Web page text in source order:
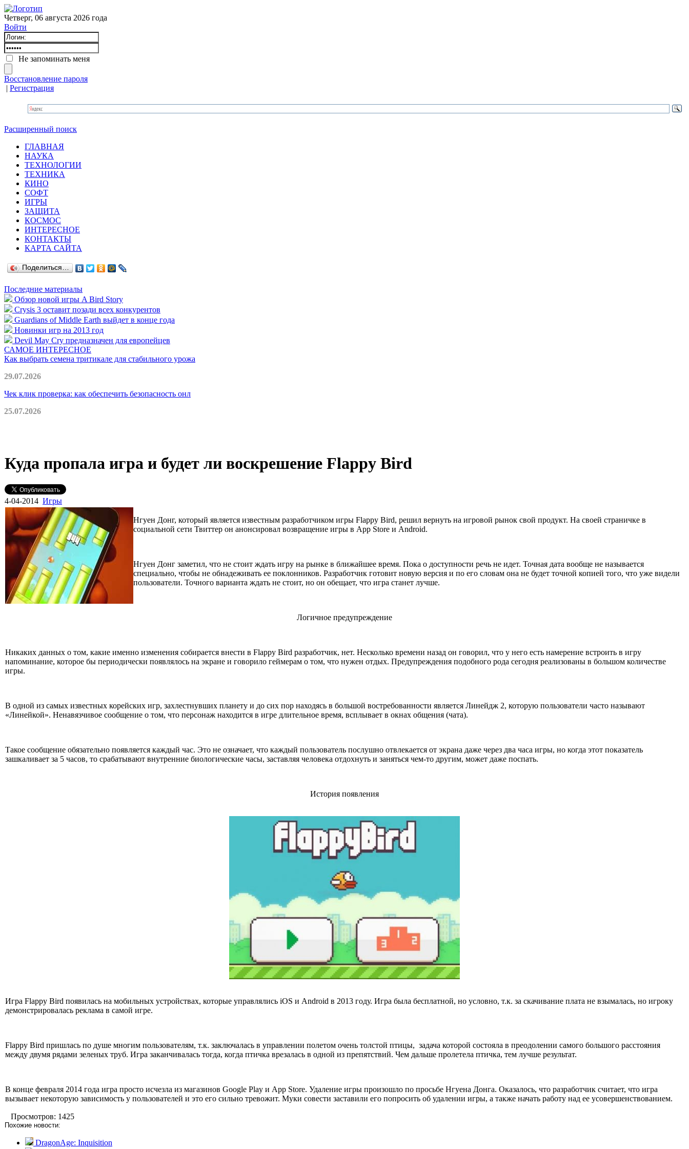
Четверг, 06 августа 2026 года
Войти
Не запоминать меня
Восстановление пароля
| Регистрация
Расширенный поиск
ГЛАВНАЯ
НАУКА
ТЕХНОЛОГИИ
ТЕХНИКА
КИНО
СОФТ
ИГРЫ
ЗАЩИТА
КОСМОС
ИНТЕРЕСНОЕ
КОНТАКТЫ
КАРТА САЙТА
Поделиться…
Последние материалы
Обзор новой игры A Bird Story
Crysis 3 оставит позади всех конкурентов
Guardians of Middle Earth выйдет в конце года
Новинки игр на 2013 год
Devil May Cry предназначен для европейцев
САМОЕ ИНТЕРЕСНОЕ
Как выбрать семена тритикале для стабильного урожа
29.07.2026
Чек клик проверка: как обеспечить безопасность онл
25.07.2026
Куда пропала игра и будет ли воскрешение Flappy Bird
4-04-2014 Игры
Нгуен Донг, который является известным разработчиком игры Flappy Bird, решил вернуть на игровой рынок свой продукт. На своей страничке в
социальной сети Твиттер он анонсировал возвращение игры в App Store и Android.
Нгуен Донг заметил, что не стоит ждать игру на рынке в ближайшее время. Пока о доступности речь не идет. Точная дата вообще не называется
специально, чтобы не обнадеживать ее поклонников. Разработчик готовит новую версия и по его словам она не будет точной копией того, что уже видели
пользователи. Точного варианта ждать не стоит, но он обещает, что игра станет лучше.
Логичное предупреждение
Никаких данных о том, какие именно изменения собирается внести в Flappy Bird разработчик, нет. Несколько времени назад он говорил, что у него есть намерение встроить в игру
напоминание, которое бы периодически появлялось на экране и говорило геймерам о том, что нужен отдых. Предупреждения подобного рода сегодня реализованы в большом количестве
игры.
В одной из самых известных корейских игр, захлестнувших планету и до сих пор находясь в большой востребованности является Линейдж 2, которую пользователи часто называют
«Линейкой». Ненавязчивое сообщение о том, что персонаж находится в игре длительное время, всплывает в окнах общения (чата).
Такое сообщение обязательно появляется каждый час. Это не означает, что каждый пользователь послушно отвлекается от экрана даже через два часа игры, но когда этот показатель
зашкаливает за 5 часов, то срабатывают внутренние биологические часы, заставляя человека отдохнуть и заняться чем-то другим, может даже поспать.
История появления
Игра Flappy Bird появилась на мобильных устройствах, которые управлялись iOS и Android в 2013 году. Игра была бесплатной, но условно, т.к. за скачивание плата не взымалась, но игроку
демонстрировалась реклама в самой игре.
Flappy Bird пришлась по душе многим пользователям, т.к. заключалась в управлении полетом очень толстой птицы, задача которой состояла в преодолении самого большого расстояния
между двумя рядами зеленых труб. Игра заканчивалась тогда, когда птичка врезалась в одной из препятствий. Чем дальше пролетела птичка, тем лучше результат.
В конце февраля 2014 года игра просто исчезла из магазинов Google Play и App Store. Удаление игры произошло по просьбе Нгуена Донга. Оказалось, что разработчик считает, что игра
вызывает некоторую зависимость у пользователей и это его сильно тревожит. Муки совести заставили его попросить об удалении игры, а также начать работу над ее усовершенствованием.
Просмотров: 1425
Похожие новости:
DragonAge: Inquisition